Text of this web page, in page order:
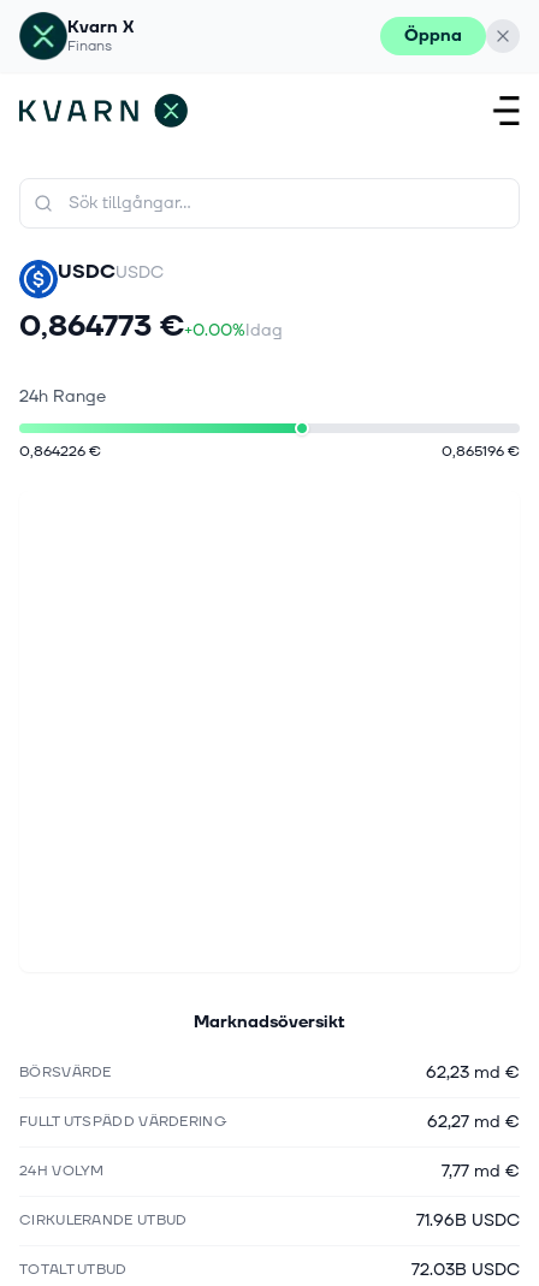
Kvarn X
Finans Öppna
USDCUSDC
0,864773 €+0.00%Idag
24h Range
0,864226 € 0,865196 €
Marknadsöversikt
BÖRSVÄRDE 62,23 md €
FULLT UTSPÄDD VÄRDERING 62,27 md €
24H VOLYM 7,77 md €
CIRKULERANDE UTBUD 71.96B USDC
TOTALT UTBUD 72.03B USDC